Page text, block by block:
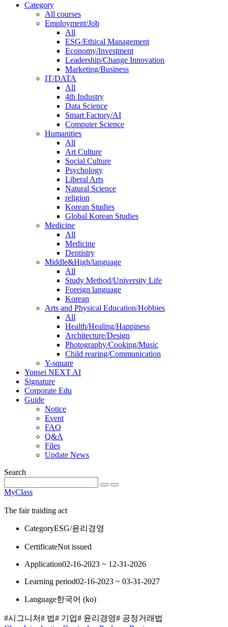
Category
All courses
Employment/Job
All
ESG/Ethical Management
Economy/Investment
Leadership/Change Innovation
Marketing/Business
IT/DATA
All
4th Industry
Data Science
Smart Factory/AI
Computer Science
Humanities
All
Art Culture
Social Culture
Psychology
Liberal Arts
Natural Science
religion
Korean Studies
Global Korean Studies
Medicine
All
Medicine
Dentistry
Middle&High/language
All
Study Method/University Life
Foreign language
Korean
Arts and Physical Education/Hobbies
All
Health/Healing/Happiness
Architecture/Design
Photography/Cooking/Music
Child rearing/Communication
Y-square
Yonsei NEXT AI
Signature
Corporate Edu
Guide
Notice
Event
FAQ
Q&A
Files
Update News
Search
MyClass
The fair traiding act
CategoryESG/윤리경영
CertificateNot issued
Application02-16-2023 ~ 12-31-2026
Learning period02-16-2023 ~ 03-31-2027
Language한국어 ‎(ko)‎
#시그니처# 법# 기업# 윤리경영# 공정거래법